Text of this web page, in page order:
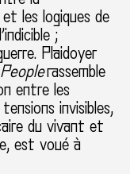
les logiques de
;
Plaidoyer
rassemble
entre les
invisibles,
du vivant et
est voué à